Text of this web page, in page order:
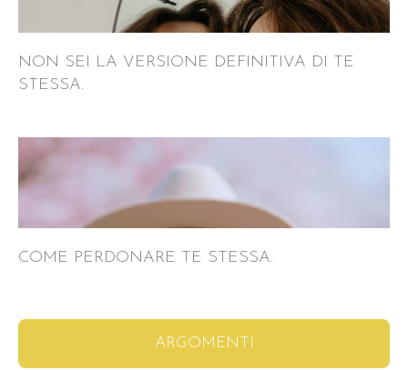
NON SEI LA VERSIONE DEFINITIVA DI TE
STESSA.
COME PERDONARE TE STESSA.
ARGOMENTI